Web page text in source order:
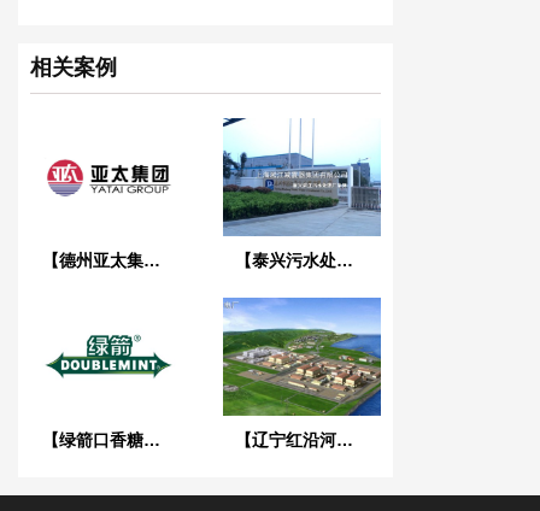
相关案例
【德州亚太集团】弹簧减震器合同 【泰兴污水处理厂】采用上海淞江橡胶接头
【绿箭口香糖上海工厂案例】选用ZTA弹簧减震器合同 【辽宁红沿河核电站】可曲挠橡胶接头